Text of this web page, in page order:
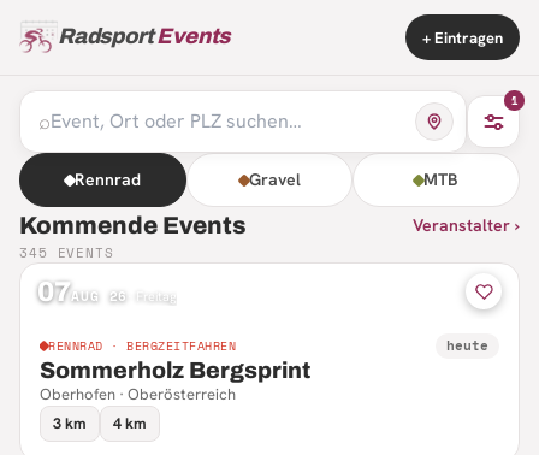
RadsportEvents + Eintragen
⌕
1
Rennrad Gravel MTB
Kommende Events Veranstalter ›
345 EVENTS
07AUG 26 Freitag
RENNRAD · BERGZEITFAHREN heute
Sommerholz Bergsprint
Oberhofen · Oberösterreich
3 km
4 km